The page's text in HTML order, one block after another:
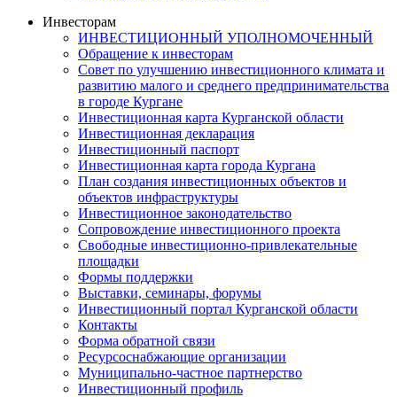
Инвесторам
ИНВЕСТИЦИОННЫЙ УПОЛНОМОЧЕННЫЙ
Обращение к инвесторам
Совет по улучшению инвестиционного климата и
развитию малого и среднего предпринимательства
в городе Кургане
Инвестиционная карта Курганской области
Инвестиционная декларация
Инвестиционный паспорт
Инвестиционная карта города Кургана
План создания инвестиционных объектов и
объектов инфраструктуры
Инвестиционное законодательство
Сопровождение инвестиционного проекта
Свободные инвестиционно-привлекательные
площадки
Формы поддержки
Выставки, семинары, форумы
Инвестиционный портал Курганской области
Контакты
Форма обратной связи
Ресурсоснабжающие организации
Муниципально-частное партнерство
Инвестиционный профиль